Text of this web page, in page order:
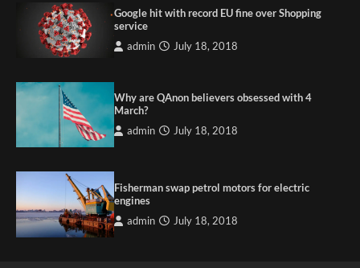
Google hit with record EU fine over Shopping
service
admin July 18, 2018
Why are QAnon believers obsessed with 4
March?
admin July 18, 2018
Fisherman swap petrol motors for electric
engines
admin July 18, 2018